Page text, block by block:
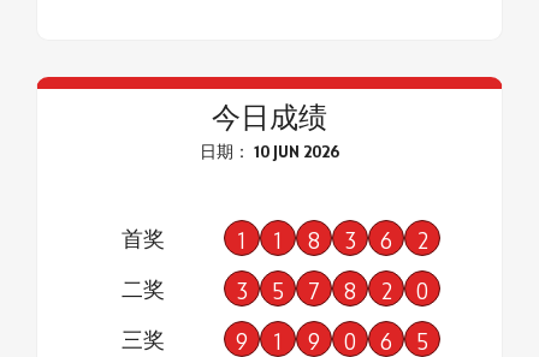
今日成绩
日期： 10 JUN 2026
首奖 1 1 8 3 6 2
二奖 3 5 7 8 2 0
三奖 9 1 9 0 6 5